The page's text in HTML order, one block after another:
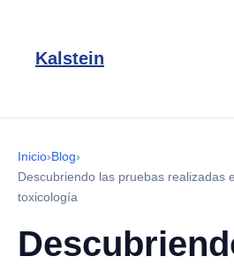
Kalstein
Inicio›Blog›
Descubriendo las pruebas realizadas
toxicología